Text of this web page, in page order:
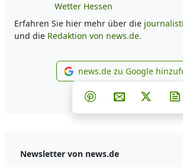
Wetter Hessen
Erfahren Sie hier mehr über die
und die Redaktion von news.de.
news.de
news.de zu Google
Teilen auf Facebook
Teilen auf
Teilen auf Pinterest
Per E-Mail
Post
Newsletter von news.de